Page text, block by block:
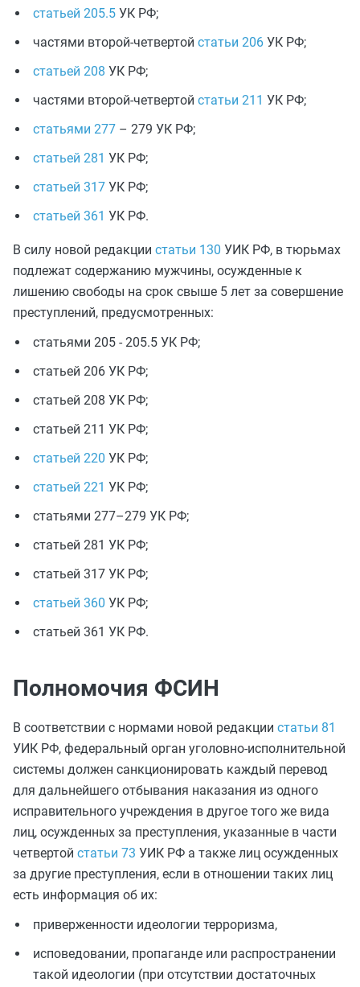
статьей 205.5 УК РФ;
частями второй-четвертой статьи 206 УК РФ;
статьей 208 УК РФ;
частями второй-четвертой статьи 211 УК РФ;
статьями 277 – 279 УК РФ;
статьей 281 УК РФ;
статьей 317 УК РФ;
статьей 361 УК РФ.
В силу новой редакции статьи 130 УИК РФ, в тюрьмах
подлежат содержанию мужчины, осужденные к
лишению свободы на срок свыше 5 лет за совершение
преступлений, предусмотренных:
статьями 205 - 205.5 УК РФ;
статьей 206 УК РФ;
статьей 208 УК РФ;
статьей 211 УК РФ;
статьей 220 УК РФ;
статьей 221 УК РФ;
статьями 277–279 УК РФ;
статьей 281 УК РФ;
статьей 317 УК РФ;
статьей 360 УК РФ;
статьей 361 УК РФ.
Полномочия ФСИН
В соответствии с нормами новой редакции статьи 81
УИК РФ, федеральный орган уголовно-исполнительной
системы должен санкционировать каждый перевод
для дальнейшего отбывания наказания из одного
исправительного учреждения в другое того же вида
лиц, осужденных за преступления, указанные в части
четвертой статьи 73 УИК РФ а также лиц осужденных
за другие преступления, если в отношении таких лиц
есть информация об их:
приверженности идеологии терроризма,
исповедовании, пропаганде или распространении
такой идеологии (при отсутствии достаточных